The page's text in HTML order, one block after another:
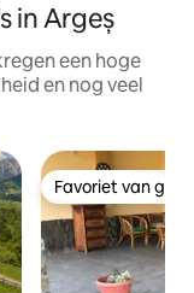
in Argeș
een hoge
en nog veel
Favoriet van
Favoriet van